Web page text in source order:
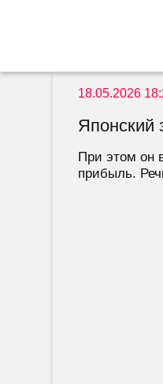
18.05.2026
Японский
При этом он
прибыль.